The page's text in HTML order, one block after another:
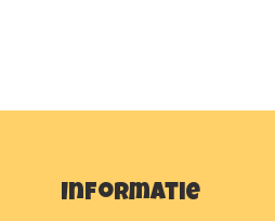
Informatie